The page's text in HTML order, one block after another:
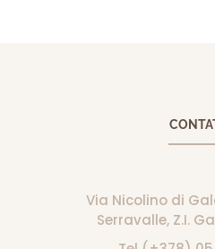
Via Nicolino di
Serravalle, Z.I.